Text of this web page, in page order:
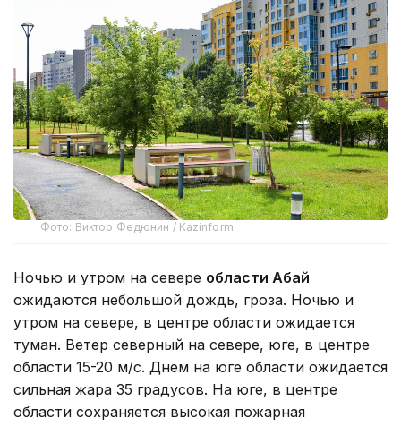
Фото: Виктор Федюнин / Kazinform
Ночью и утром на севере области Абай
ожидаются небольшой дождь, гроза. Ночью и
утром на севере, в центре области ожидается
туман. Ветер северный на севере, юге, в центре
области 15-20 м/с. Днем на юге области ожидается
сильная жара 35 градусов. На юге, в центре
области сохраняется высокая пожарная